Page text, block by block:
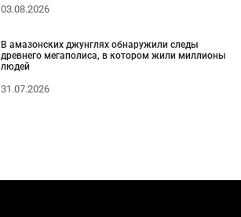
03.08.2026
В амазонских джунглях обнаружили следы
древнего мегаполиса, в котором жили миллионы
людей
31.07.2026